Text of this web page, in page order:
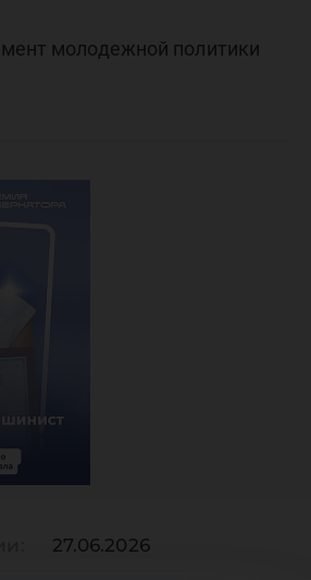
молодежной политики
27.06.2026